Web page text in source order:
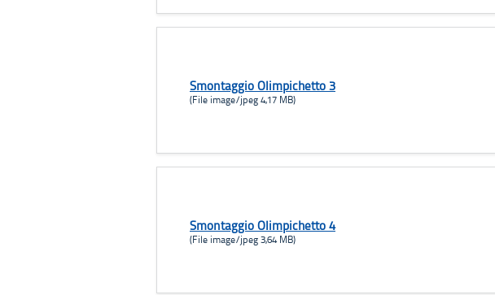
Smontaggio Olimpichetto 3
(File image/jpeg 4,17 MB)
Smontaggio Olimpichetto 4
(File image/jpeg 3,64 MB)